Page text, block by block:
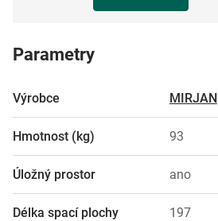
Parametry
Výrobce MIRJAN
Hmotnost (kg) 93
Úložný prostor ano
Délka spací plochy 197